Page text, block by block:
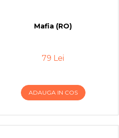
Mafia (RO)
79 Lei
ADAUGA IN COS